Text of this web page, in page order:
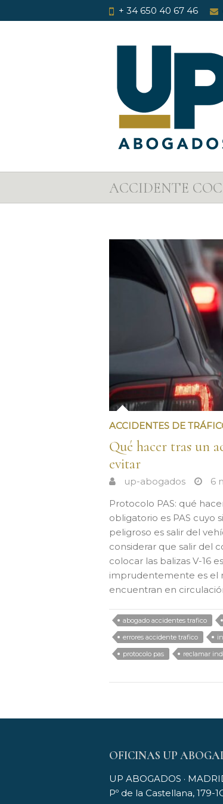
+ 34 650 40 67 46
ACCIDENTE
ACCIDENTES DE
Qué hacer tras un
evitar
up-abogados
6
Protocolo PAS: qué
obligatorio es PAS cuyo
peligroso es salir del
considerar que salir del
colocar las balizas V-16
imprudentemente es el
encuentran en
abogado accidentes trafico
errores accidente trafico
protocolo pas
reclamar
OFICINAS UP
UP ABOGADOS ·
Pº de la Castellana, 179-